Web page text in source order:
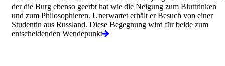
der die Burg ebenso geerbt hat wie die Neigung zum Bluttrinken
und zum Philosophieren. Unerwartet erhält er Besuch von einer
Studentin aus Russland. Diese Begegnung wird für beide zum
entscheidenden Wendepunkt